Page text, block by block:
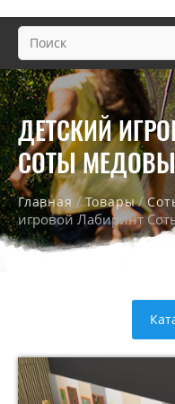
ДЕТСКИЙ
СОТЫ
Главная /Товары/
игровой Лабиринт